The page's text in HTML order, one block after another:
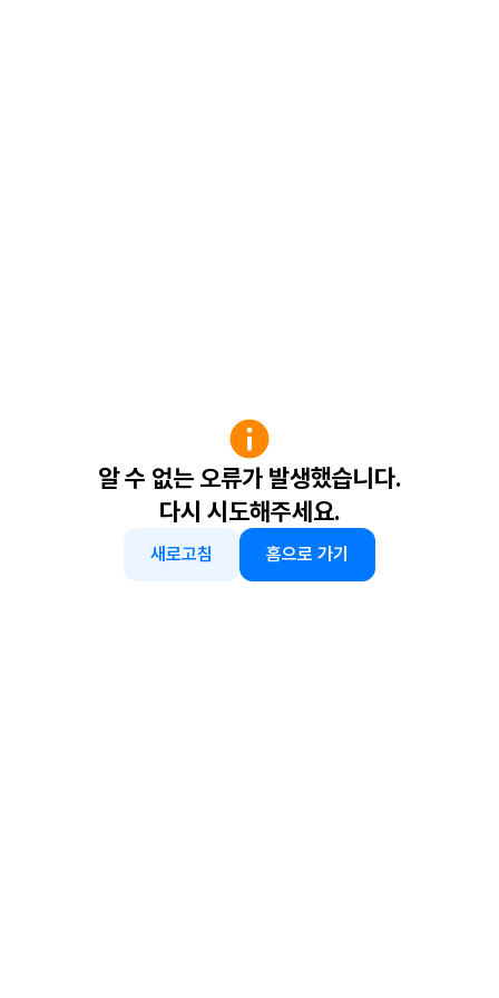
알 수 없는 오류가 발생했습니다.
다시 시도해주세요.
새로고침 홈으로 가기